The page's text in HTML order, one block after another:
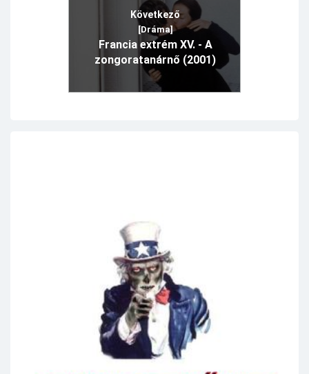
Következő
[Dráma]
Francia extrém XV. - A
zongoratanárnő (2001)